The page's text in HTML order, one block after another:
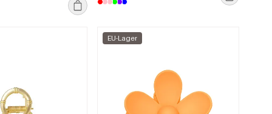
EU-Lager